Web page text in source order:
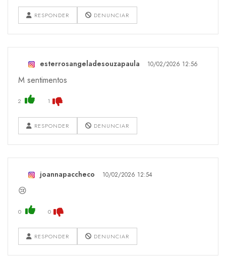
RESPONDER DENUNCIAR
esterrosangeladesouzapaula 10/02/2026 12:56
M sentimentos
2 1
RESPONDER DENUNCIAR
joannapaccheco 10/02/2026 12:54
😢
0 0
RESPONDER DENUNCIAR